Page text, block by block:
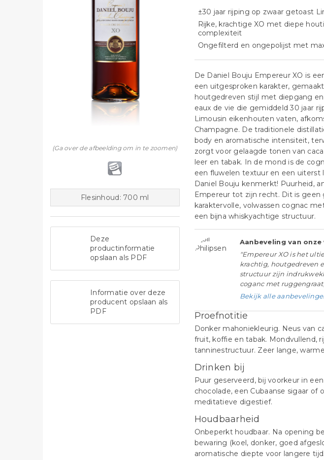
(Ga over de afbeelding om in te zoomen)
Flesinhoud: 700 ml
Deze
productinformatie
opslaan als PDF
Informatie over deze
producent opslaan als
PDF
±30 jaar rijping op zwaar getoast
Rijke, krachtige XO met diepe
complexiteit
Ongefilterd en ongepolijst met
De Daniel Bouju Empereur XO is
een uitgesproken karakter,
houtgedreven stijl met diepgang
eaux de vie die gemiddeld 30 jaar
Limousin eikenhouten vaten,
Champagne. De traditionele
body en aromatische intensiteit,
zorgt voor gelaagde tonen van
leer en tabak. In de mond is de
een fluwelen textuur en een uiterst
Daniel Bouju kenmerkt! Puurheid,
Empereur tot zijn recht. Dit is geen
karaktervolle, volwassen cognac
een bijna whiskyachtige structuur.
Aanbeveling van
"Empereur XO is het
krachtig, houtgedreven
structuur zijn
coganc met
Bekijk alle
Proefnotitie
Donker mahoniekleurig. Neus van
fruit, koffie en tabak. Mondvullend,
tanninestructuur. Zeer lange,
Drinken bij
Puur geserveerd, bij voorkeur in
chocolade, een Cubaanse sigaar of
meditatieve digestief.
Houdbaarheid
Onbeperkt houdbaar. Na opening
bewaring (koel, donker, goed
aromatische diepte voor langere tijd.